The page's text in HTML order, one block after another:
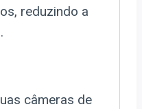
reduzindo a
câmeras de